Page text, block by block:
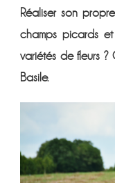
Réaliser son
champs picards
variétés de fleurs ?
Basile.